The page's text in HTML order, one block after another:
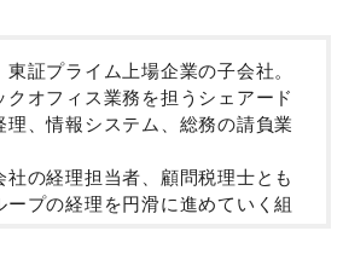
証プライム上場企業の子会社。
クオフィス業務を担うシェアード
理、情報システム、総務の請負業
社の経理担当者、顧問税理士とも
プの経理を円滑に進めていく組